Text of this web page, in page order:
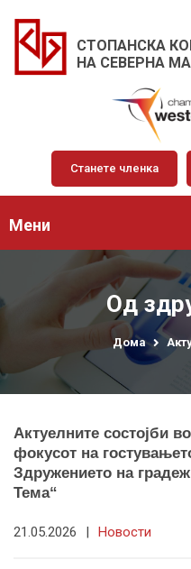
СТОПАНСКА
НА СЕВЕРНА
Станете членка
Мени
Од
Дома
Актуелните состојби
фокусот на
Здружението на
Тема“
21.05.2026 | Новости